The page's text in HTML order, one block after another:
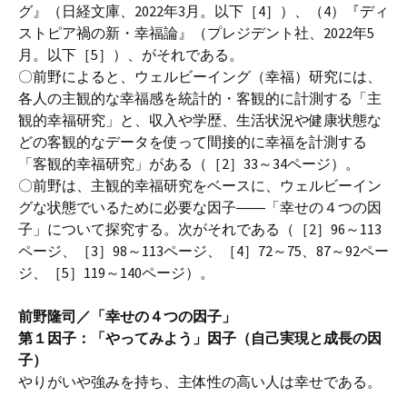
グ』（日経文庫、2022年3月。以下［4］）、（4）『ディ
ストピア禍の新・幸福論』（プレジデント社、2022年5
月。以下［5］）、がそれである。
〇前野によると、ウェルビーイング（幸福）研究には、
各人の主観的な幸福感を統計的・客観的に計測する「主
観的幸福研究」と、収入や学歴、生活状況や健康状態な
どの客観的なデータを使って間接的に幸福を計測する
「客観的幸福研究」がある（［2］33～34ページ）。
〇前野は、主観的幸福研究をベースに、ウェルビーイン
グな状態でいるために必要な因子――「幸せの４つの因
子」について探究する。次がそれである（［2］96～113
ページ、［3］98～113ページ、［4］72～75、87～92ペー
ジ、［5］119～140ページ）。
前野隆司／「幸せの４つの因子」
第１因子：「やってみよう」因子（自己実現と成長の因
子）
やりがいや強みを持ち、主体性の高い人は幸せである。